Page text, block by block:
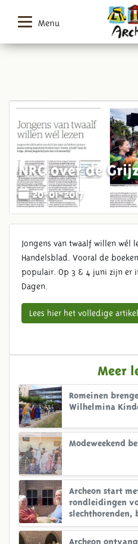
Menu
NRC over de
20-01-2017
Jongens van twaalf willen wél
Handelsblad. Vooral de
populair. Op 3 & 4 juni zijn er
Dagen.
Lees hier het volledige
Meer
Romeinen
Wilhelmina
Modeweekend
Archeon start
rondleidingen
slechthorenden,
Archeon